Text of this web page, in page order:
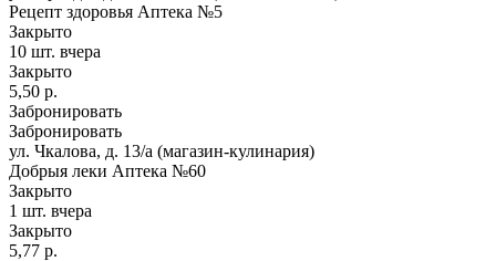
Рецепт здоровья Аптека №5
Закрыто
10 шт. вчера
Закрыто
5,50 р.
Забронировать
Забронировать
ул. Чкалова, д. 13/а (магазин-кулинария)
Добрыя леки Аптека №60
Закрыто
1 шт. вчера
Закрыто
5,77 р.